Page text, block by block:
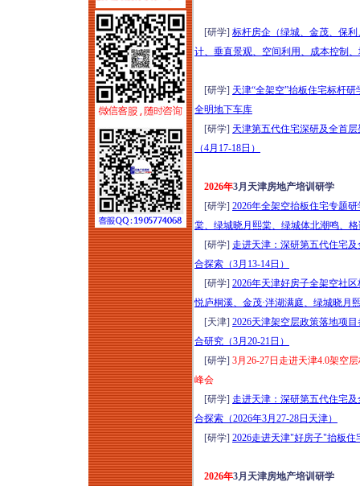
月1-2日郑州）
塑造服务力：可落地
可变现的物业服务品
质体系打造实战培训
（2026年8月1-2日哈
尔滨）
金申报、城市更新、
国企市场化转型实操
高级研修（8月6日西
安）
全域六网投融资规划
与市场拓展能力高阶
培训（2026年8月7-8
日北京）
嵌入式社区+居家养
老落地实操研学
（2026年8月7日-9日
济南）
新版清单计价标准落
地实操、造价争议化
解与全过程造价合规
管理专题培训（2026
年8月7日西安）
存量时代地产新媒体
[研学] 标杆房企（绿城、金茂、保
计、垂直景观、空间利用、成本控制
[研学] 天津“全架空”抬板住宅标杆
全明地下车库
[研学] 天津第五代住宅深研及全首
（4月17-18日）
2026年3月天津房地产培训研学
[研学] 2026年全架空抬板住宅专题
棠、绿城晓月熙棠、绿城体北潮鸣、
[研学] 走进天津：深研第五代住宅
合探索（3月13-14日）
[研学] 2026年天津好房子全架空社
悦庐桐溪、金茂·泮湖满庭、绿城晓月
[天津] 2026天津架空层政策落地项
合研究（3月20-21日）
[研学] 3月26-27日走进天津4.0架空
峰会
[研学] 走进天津：深研第五代住宅
合探索（2026年3月27-28日天津）
[研学] 2026走进天津"好房子"抬板住
2026年3月天津房地产培训研学